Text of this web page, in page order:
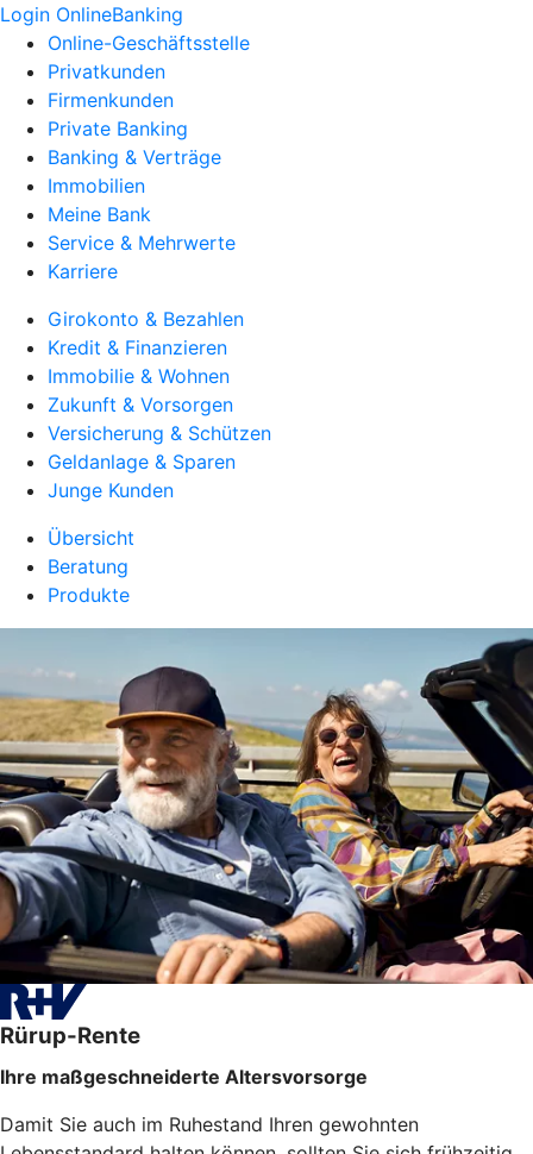
Login OnlineBanking
Online-Geschäftsstelle
Privatkunden
Firmenkunden
Private Banking
Banking & Verträge
Immobilien
Meine Bank
Service & Mehrwerte
Karriere
Girokonto & Bezahlen
Kredit & Finanzieren
Immobilie & Wohnen
Zukunft & Vorsorgen
Versicherung & Schützen
Geldanlage & Sparen
Junge Kunden
Übersicht
Beratung
Produkte
Rürup-Rente
Ihre maßgeschneiderte Altersvorsorge
Damit Sie auch im Ruhestand Ihren gewohnten